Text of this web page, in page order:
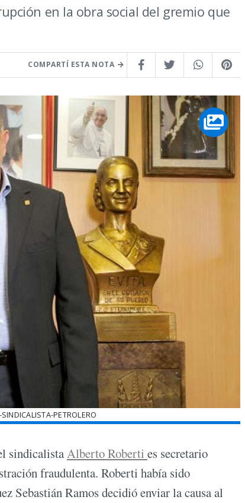
en la obra social del gremio que
COMPARTÍ ESTA NOTA
PETROLERO
sindicalistaAlberto Roberti es secretario
fraudulenta. Roberti había sido
Sebastián Ramos decidió enviar la causa al